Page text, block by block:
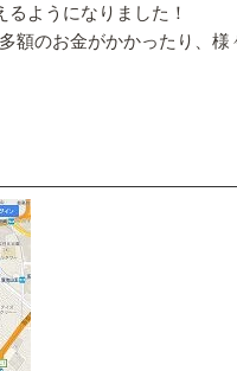
ようになりました！
額のお金がかかったり、